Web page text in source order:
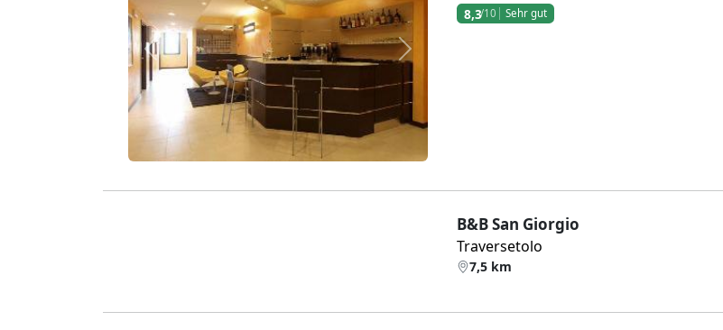
Zurück Weiter
8,3/10 Sehr gut
B&B San Giorgio
Traversetolo
7,5 km